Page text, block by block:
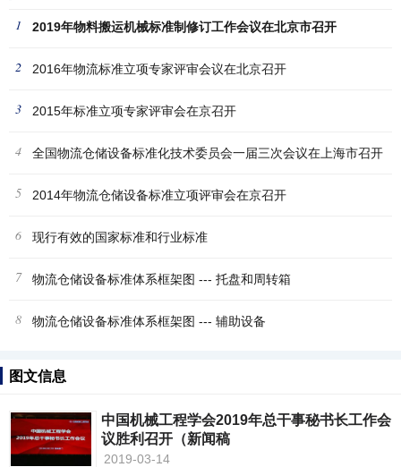
1 2019年物料搬运机械标准制修订工作会议在北京市召开
2 2016年物流标准立项专家评审会议在北京召开
3 2015年标准立项专家评审会在京召开
4 全国物流仓储设备标准化技术委员会一届三次会议在上海市召开
5 2014年物流仓储设备标准立项评审会在京召开
6 现行有效的国家标准和行业标准
7 物流仓储设备标准体系框架图 --- 托盘和周转箱
8 物流仓储设备标准体系框架图 --- 辅助设备
图文信息
中国机械工程学会2019年总干事秘书长工作会
议胜利召开（新闻稿
2019-03-14